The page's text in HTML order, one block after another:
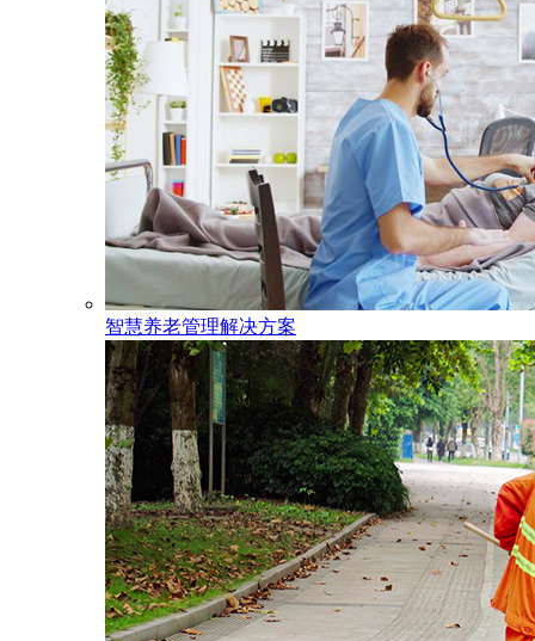
智慧养老管理解决方案